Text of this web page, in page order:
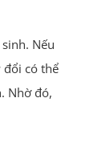
Nếu
đổi có thể
Nhờ đó,